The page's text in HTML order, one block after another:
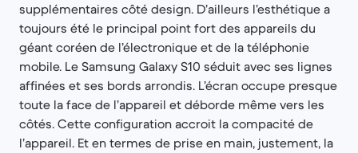
supplémentaires côté design. D’ailleurs l’esthétique a
toujours été le principal point fort des appareils du
géant coréen de l’électronique et de la téléphonie
mobile. Le Samsung Galaxy S10 séduit avec ses lignes
affinées et ses bords arrondis. L’écran occupe presque
toute la face de l’appareil et déborde même vers les
côtés. Cette configuration accroit la compacité de
l’appareil. Et en termes de prise en main, justement, la